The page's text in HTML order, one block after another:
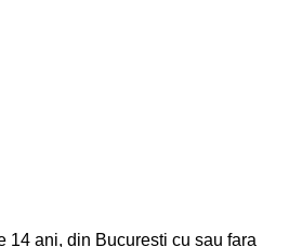
14 ani, din Bucuresti cu sau fara